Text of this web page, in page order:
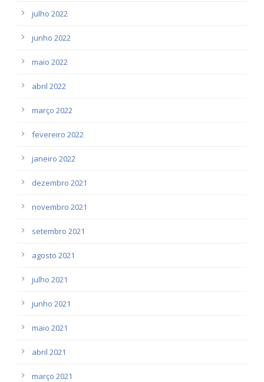
julho 2022
junho 2022
maio 2022
abril 2022
março 2022
fevereiro 2022
janeiro 2022
dezembro 2021
novembro 2021
setembro 2021
agosto 2021
julho 2021
junho 2021
maio 2021
abril 2021
março 2021